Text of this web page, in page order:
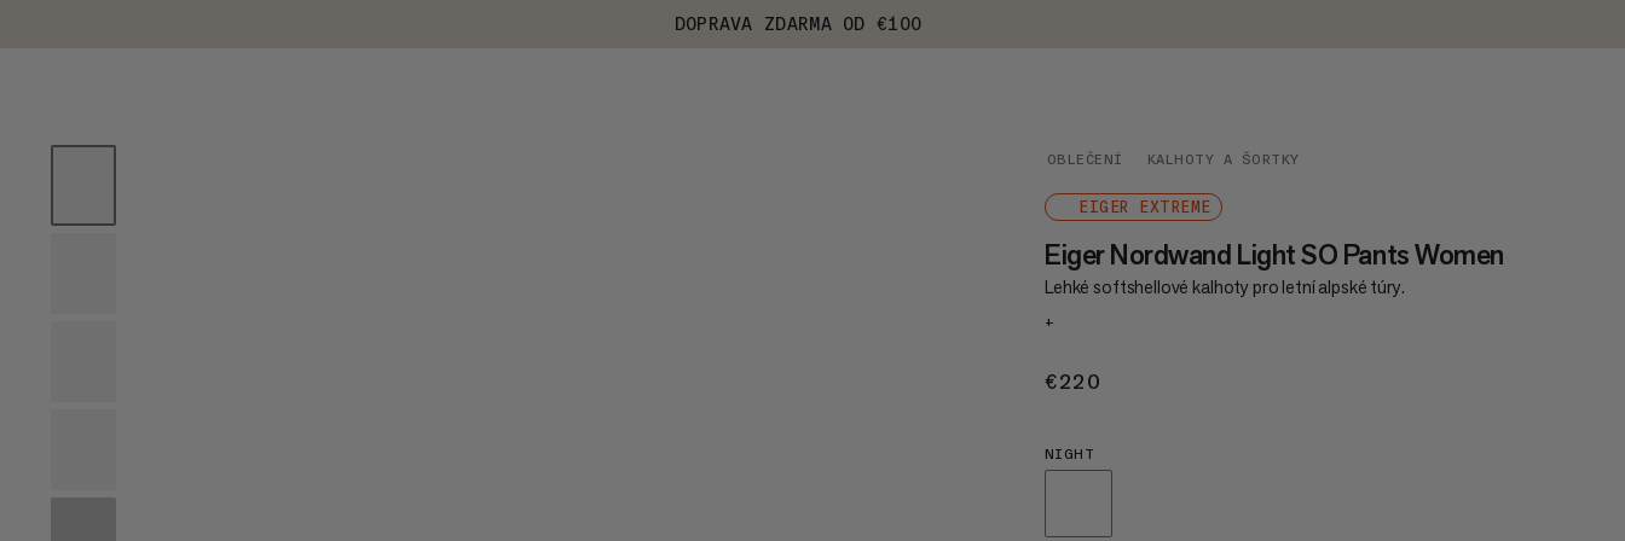
DOPRAVA ZDARMA OD €100
OBLEČENÍ KALHOTY A ŠORTKY
EIGER EXTREME
Eiger Nordwand Light SO Pants Women
Lehké softshellové kalhoty pro letní alpské túry.
+
€220
NIGHT